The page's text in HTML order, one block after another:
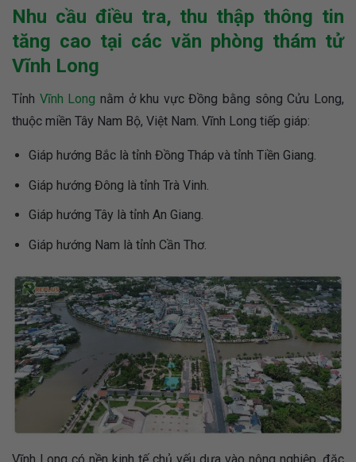
Nhu cầu điều tra, thu thập thông tin
tăng cao tại các văn phòng thám tử
Vĩnh Long
Tỉnh Vĩnh Long nằm ở khu vực Đồng bằng sông Cửu Long,
thuộc miền Tây Nam Bộ, Việt Nam. Vĩnh Long tiếp giáp:
Giáp hướng Bắc là tỉnh Đồng Tháp và tỉnh Tiền Giang.
Giáp hướng Đông là tỉnh Trà Vinh.
Giáp hướng Tây là tỉnh An Giang.
Giáp hướng Nam là tỉnh Cần Thơ.